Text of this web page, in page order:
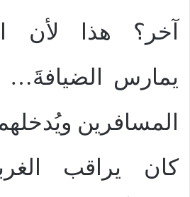
آخر؟ هذا لأن
يمارس الضيافةَ…
المسافرين
كان يراقب